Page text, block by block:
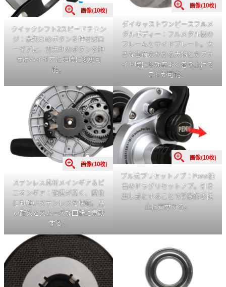
画像(10枚)
クイックシフト2スピードチェン
ジ：赤矢印のボタンを押せばロ
ーギアに、青矢印のボタンを押
せばハイギアに瞬時に変更可
能。
画像(10枚)
ダイキャストワンピースフルメ
タルボディー：フルメタル製の
フレームとサイドプレート。大
きな負荷のかかる大物とのファ
イト時にも効率よく巻き上げる
ことが可能。
画像(10枚)
ステンレス素材メインギア＆ピ
ニオンギア：強度が高く、腐食
にも強いステンレスを使用。高
い耐久とスムーズな回転に貢献
する。
画像(10枚)
プル式プリセットノブ：Penn独
自のドラグリセットノブ。引き
出し式とすることで誤動作の防
止に貢献する。